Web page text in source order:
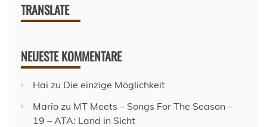
TRANSLATE
NEUESTE KOMMENTARE
Hai zu Die einzige Möglichkeit
Mario zu MT Meets – Songs For The Season –
19 – ATA: Land in Sicht